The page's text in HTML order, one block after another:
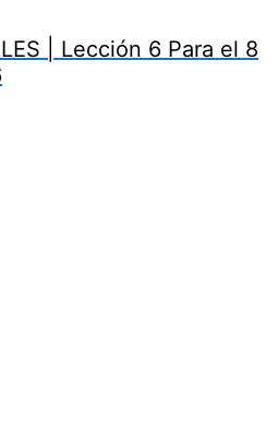
| Lección 6 Para el 8